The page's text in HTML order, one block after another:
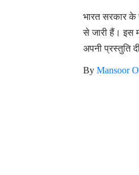
भारत सरकार के
से जारी हैं। इस
अपनी प्रस्तुति
By Mansoor